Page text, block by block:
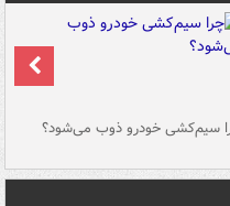
سیم‌کشی خودرو ذوب می‌شود؟